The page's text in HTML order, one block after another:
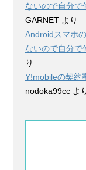
ないので自分で
GARNET より
Androidスマホ
ないので自分で
り
Y!mobileの契約
nodoka99cc よ